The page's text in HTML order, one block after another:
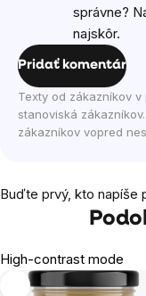
správne?
najskôr.
Pridať komentár
Texty od zákazníkov
stanoviská
zákazníkov vopred
Buďte prvý, kto napíše
High-contrast mode